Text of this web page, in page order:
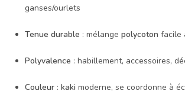
ganses/ourlets
Tenue durable : mélangepolycoton facile
Polyvalence : habillement, accessoires,
Couleur :kaki moderne, se coordonne à